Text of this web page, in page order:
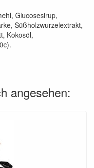
Glucosesirup,
Süßholzwurzelextrakt,
Kokosöl,
angesehen: